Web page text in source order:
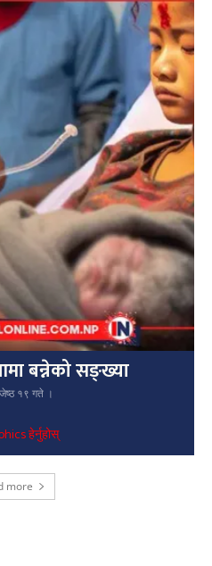
बन्नेको सङ्ख्या
१९ गते ।
हेर्नुहोस्
more